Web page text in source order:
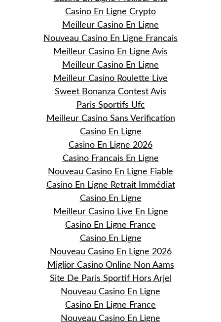
Casino En Ligne Crypto
Meilleur Casino En Ligne
Nouveau Casino En Ligne Francais
Meilleur Casino En Ligne Avis
Meilleur Casino En Ligne
Meilleur Casino Roulette Live
Sweet Bonanza Contest Avis
Paris Sportifs Ufc
Meilleur Casino Sans Verification
Casino En Ligne
Casino En Ligne 2026
Casino Francais En Ligne
Nouveau Casino En Ligne Fiable
Casino En Ligne Retrait Immédiat
Casino En Ligne
Meilleur Casino Live En Ligne
Casino En Ligne France
Casino En Ligne
Nouveau Casino En Ligne 2026
Miglior Casino Online Non Aams
Site De Paris Sportif Hors Arjel
Nouveau Casino En Ligne
Casino En Ligne France
Nouveau Casino En Ligne